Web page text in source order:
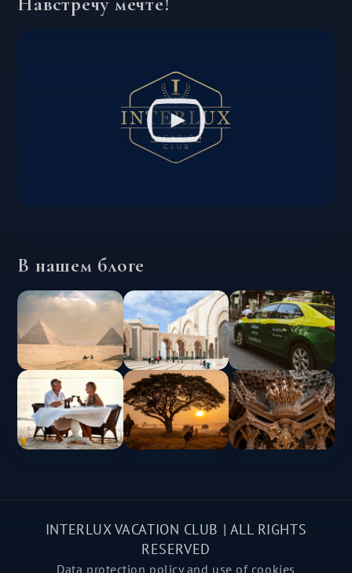
В нашем блоге
INTERLUX VACATION CLUB | ALL RIGHTS
RESERVED
Data protection policy and use of cookies